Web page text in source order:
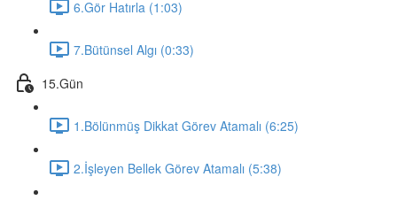
6.Gör Hatırla (1:03)
7.Bütünsel Algı (0:33)
15.Gün
1.Bölünmüş Dikkat Görev Atamalı (6:25)
2.İşleyen Bellek Görev Atamalı (5:38)